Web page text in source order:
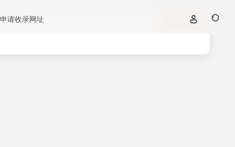
申请收录网址 立即入驻